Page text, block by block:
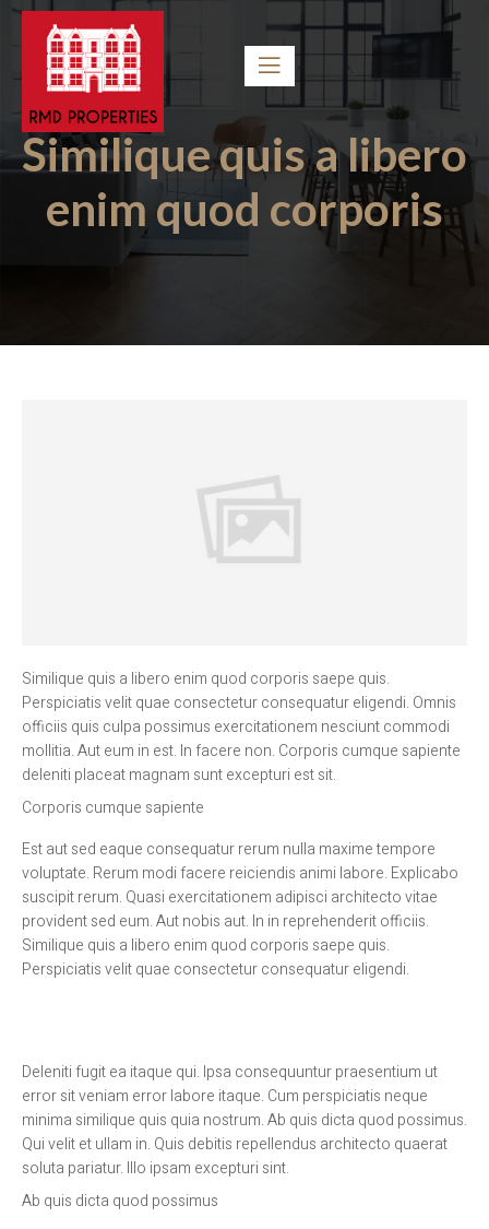
Similique quis a libero
enim quod corporis
Similique quis a libero enim quod corporis saepe quis.
Perspiciatis velit quae consectetur consequatur eligendi. Omnis
officiis quis culpa possimus exercitationem nesciunt commodi
mollitia. Aut eum in est. In facere non. Corporis cumque sapiente
deleniti placeat magnam sunt excepturi est sit.
Corporis cumque sapiente
Est aut sed eaque consequatur rerum nulla maxime tempore
voluptate. Rerum modi facere reiciendis animi labore. Explicabo
suscipit rerum. Quasi exercitationem adipisci architecto vitae
provident sed eum. Aut nobis aut. In in reprehenderit officiis.
Similique quis a libero enim quod corporis saepe quis.
Perspiciatis velit quae consectetur consequatur eligendi.
Deleniti fugit ea itaque qui. Ipsa consequuntur praesentium ut
error sit veniam error labore itaque. Cum perspiciatis neque
minima similique quis quia nostrum. Ab quis dicta quod possimus.
Qui velit et ullam in. Quis debitis repellendus architecto quaerat
soluta pariatur. Illo ipsam excepturi sint.
Ab quis dicta quod possimus